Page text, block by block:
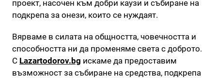
проект, насочен към добри каузи и събиране на
подкрепа за онези, които се нуждаят.
Вярваме в силата на общността, човечността и
способността ни да променяме света с доброто.
С Lazartodorov.bg искаме да предоставим
възможност за събиране на средства, подкрепа